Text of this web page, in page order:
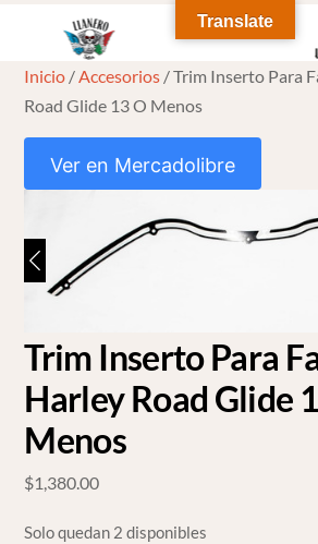
content
Inicio /Accesorios / Trim Inserto Para
Road Glide 13 O Menos
Ver en Mercadolibre
Trim Inserto Para
Harley Road Glide
Menos
$1,380.00
Solo quedan 2 disponibles
Translate